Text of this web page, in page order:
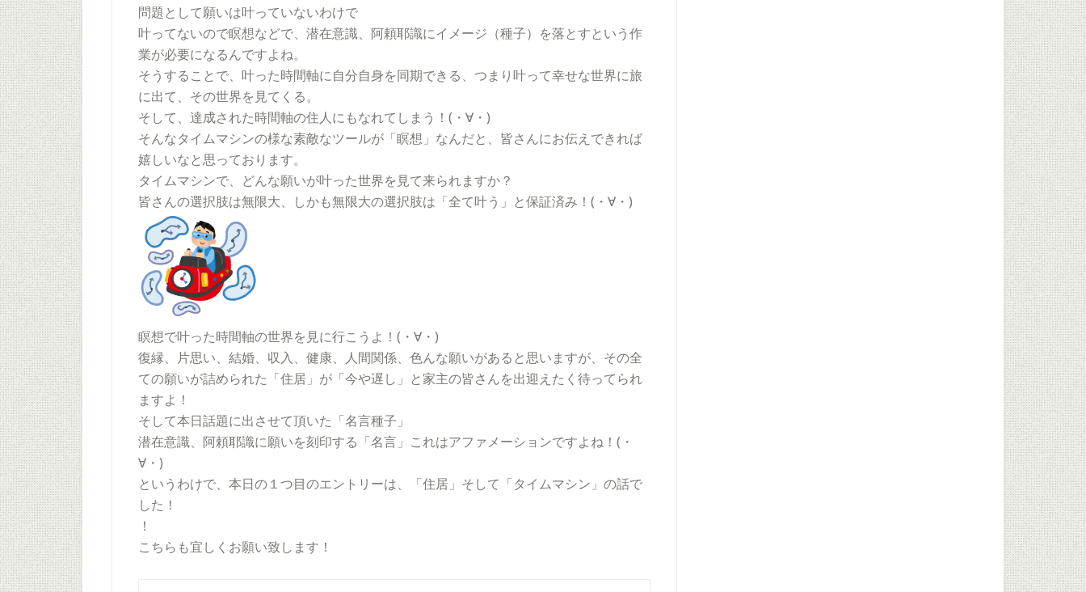
問題として願いは叶っていないわけで
叶ってないので瞑想などで、潜在意識、阿頼耶識にイメージ（種子）を落とすという作
業が必要になるんですよね。
そうすることで、叶った時間軸に自分自身を同期できる、つまり叶って幸せな世界に旅
に出て、その世界を見てくる。
そして、達成された時間軸の住人にもなれてしまう！(・∀・)
そんなタイムマシンの様な素敵なツールが「瞑想」なんだと、皆さんにお伝えできれば
嬉しいなと思っております。
タイムマシンで、どんな願いが叶った世界を見て来られますか？
皆さんの選択肢は無限大、しかも無限大の選択肢は「全て叶う」と保証済み！(・∀・)
瞑想で叶った時間軸の世界を見に行こうよ！(・∀・)
復縁、片思い、結婚、収入、健康、人間関係、色んな願いがあると思いますが、その全
ての願いが詰められた「住居」が「今や遅し」と家主の皆さんを出迎えたく待ってられ
ますよ！
そして本日話題に出させて頂いた「名言種子」
潜在意識、阿頼耶識に願いを刻印する「名言」これはアファメーションですよね！(・
∀・)
というわけで、本日の１つ目のエントリーは、「住居」そして「タイムマシン」の話で
した！
！
こちらも宜しくお願い致します！